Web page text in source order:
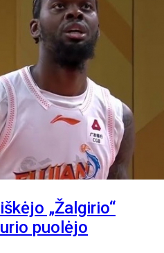
„Žalgirio“
puolėjo